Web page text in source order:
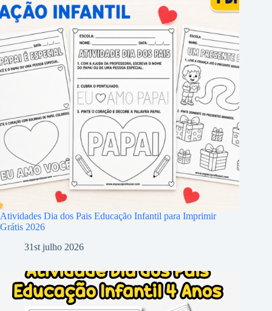
Atividades Dia dos Pais Educação Infantil para Imprimir
Grátis 2026
31st julho 2026